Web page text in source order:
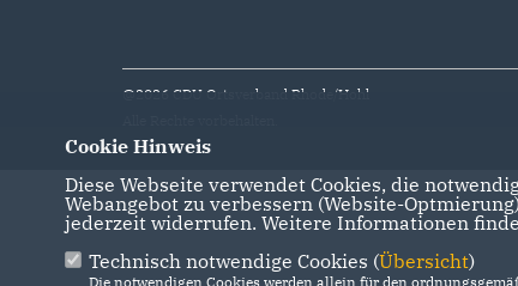
@2026 CDU Ortsverband Rhode/Hohl
Cookie Hinweis
Diese Webseite verwendet Cookies, die
Webangebot zu verbessern (Website-
jederzeit widerrufen. Weitere Informationen
Technisch notwendige Cookies (Übersicht)
Die notwendigen Cookies werden allein für den